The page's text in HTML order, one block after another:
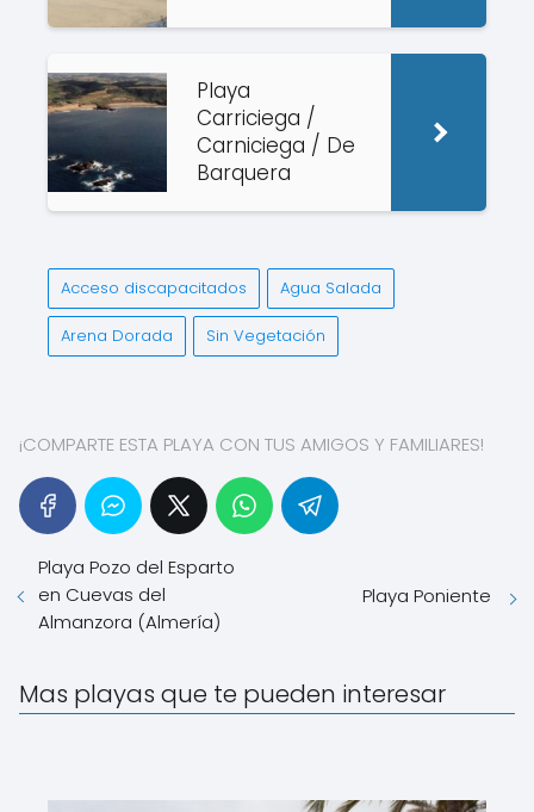
Playa
Carriciega /
Carniciega / De
Barquera
Acceso discapacitados Agua Salada
Arena Dorada Sin Vegetación
¡COMPARTE ESTA PLAYA CON TUS AMIGOS Y FAMILIARES!
Playa Pozo del Esparto
en Cuevas del
Almanzora (Almería)
Playa Poniente
Mas playas que te pueden interesar